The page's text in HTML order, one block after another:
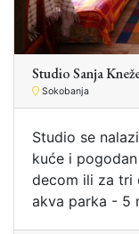
Studio Sanja
Sokobanja
Studio se
kuće i
decom ili za tri
akva parka - 5